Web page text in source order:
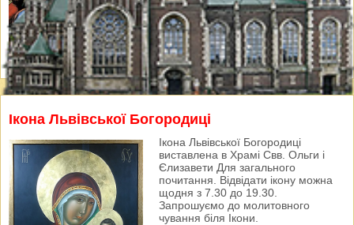
Ікона Львівської Богородиці
Ікона Львівської Богородиці
виставлена в Храмі Свв. Ольги і
Єлизавети Для загального
почитання. Відвідати ікону можна
щодня з 7.30 до 19.30.
Запрошуємо до молитовного
чування біля Ікони.